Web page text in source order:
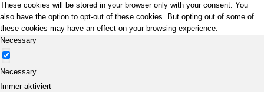
These cookies will be stored in your browser only with your consent. You
also have the option to opt-out of these cookies. But opting out of some of
these cookies may have an effect on your browsing experience.
Necessary
Necessary
Immer aktiviert